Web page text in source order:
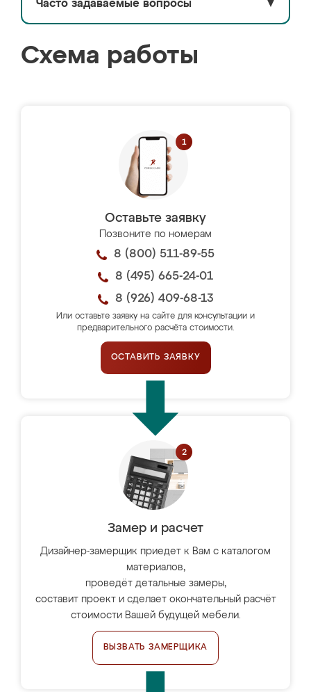
Часто задаваемые вопросы ▼
Схема работы
Оставьте заявку
Позвоните по номерам
8 (800) 511-89-55
8 (495) 665-24-01
8 (926) 409-68-13
Или оставьте заявку на сайте для консультации и
предварительного расчёта стоимости.
ОСТАВИТЬ ЗАЯВКУ
Замер и расчет
Дизайнер-замерщик приедет к Вам с каталогом
материалов,
проведёт детальные замеры,
составит проект и сделает окончательный расчёт
стоимости Вашей будущей мебели.
ВЫЗВАТЬ ЗАМЕРЩИКА